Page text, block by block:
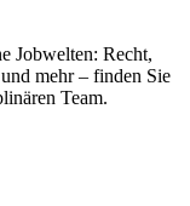
Jobwelten: Recht,
mehr – finden Sie
Team.